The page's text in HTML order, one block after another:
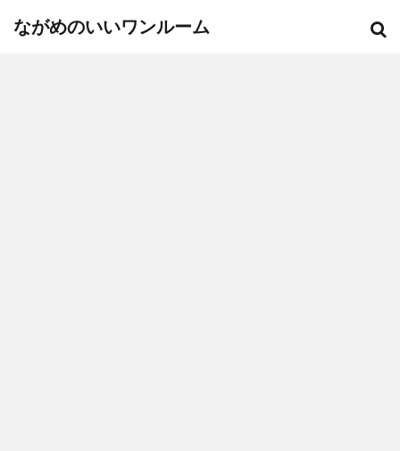
ながめのいいワンルーム